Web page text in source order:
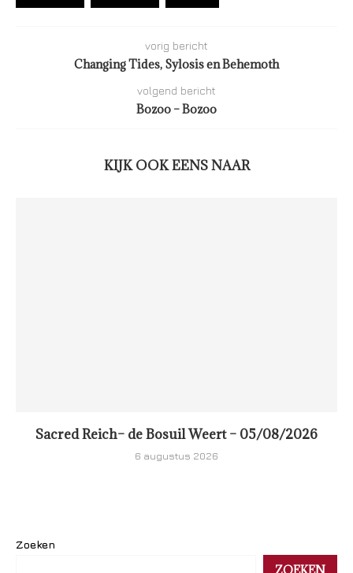
vorig bericht
Changing Tides, Sylosis en Behemoth
volgend bericht
Bozoo – Bozoo
KIJK OOK EENS NAAR
Sacred Reich– de Bosuil Weert – 05/08/2026
6 augustus 2026
Zoeken
ZOEKEN